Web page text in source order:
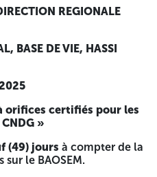
version électronique, peut
à:
téléphoniques
à compter de la date de
non remboursable deTrois
ce bon doit être établi
REGIONALE
BASE DE VIE, HASSI
orifices certifiés pour les
»
(49) jours à compter de la
le BAOSEM.